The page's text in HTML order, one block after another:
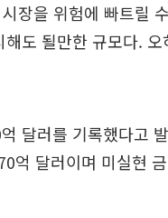
장을 위험에 빠트릴 수
도 될만한 규모다. 오
달러를 기록했다고
억 달러이며 미실현